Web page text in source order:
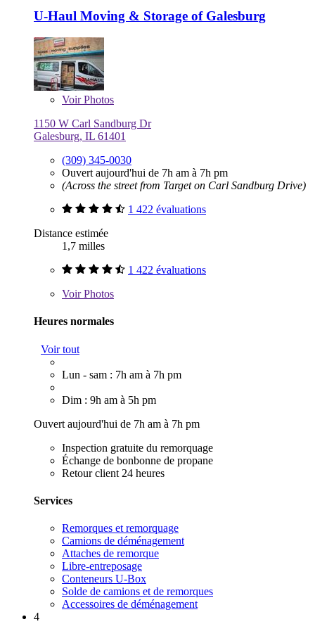
U-Haul Moving & Storage of Galesburg
VoirPhotos
1150 W Carl Sandburg Dr
Galesburg, IL 61401
(309) 345-0030
Ouvert aujourd'hui de 7h am à 7h pm
(Across the street from Target on Carl Sandburg Drive)
1 422 évaluations
Distance estimée
1,7 milles
1 422 évaluations
VoirPhotos
Heures normales
Voir tout
Lun - sam : 7h am à 7h pm
Dim : 9h am à 5h pm
Ouvert aujourd'hui de 7h am à 7h pm
Inspection gratuite du remorquage
Échange de bonbonne de propane
Retour client 24 heures
Services
Remorques et remorquage
Camions de déménagement
Attaches de remorque
Libre-entreposage
Conteneurs U-Box
Solde de camions et de remorques
Accessoires de déménagement
4